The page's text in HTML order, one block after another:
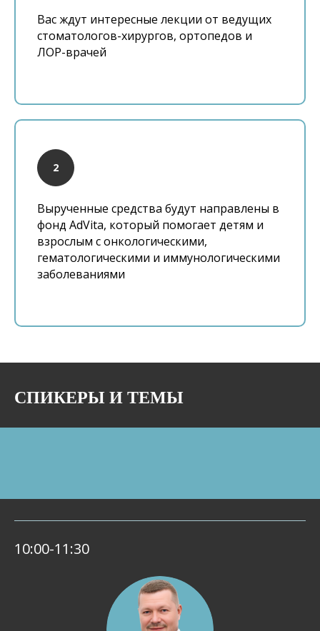
Вас ждут интересные лекции от ведущих
стоматологов-хирургов, ортопедов и
ЛОР-врачей
Вырученные средства будут направлены в
фонд AdVita, который помогает детям и
взрослым с онкологическими,
гематологическими и иммунологическими
заболеваниями
СПИКЕРЫ И ТЕМЫ
10:00-11:30